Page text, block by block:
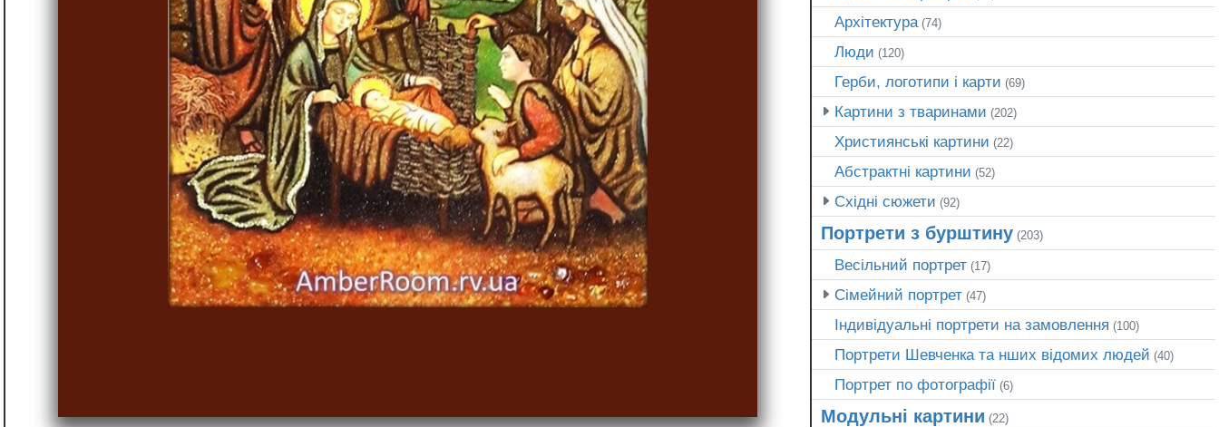
Архітектура(74)
Люди (120)
Герби, логотипи і карти (69)
Картини з тваринами (202)
Християнські картини (22)
Абстрактні картини (52)
Східні сюжети (92)
Портрети з бурштину(203)
Весільний портрет(17)
Сімейний портрет(47)
Індивідуальні портрети на замовлення (100)
Портрети Шевченка та нших відомих людей (40)
Портрет по фотографії (6)
Модульні картини (22)